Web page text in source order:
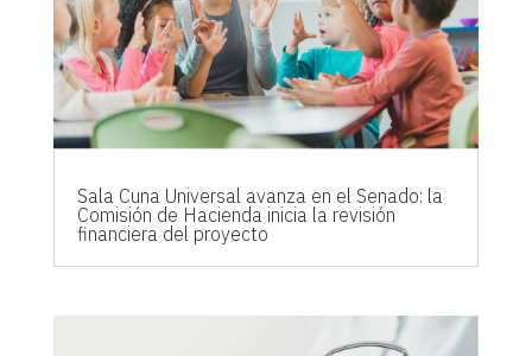
Sala Cuna Universal avanza en el Senado: la
Comisión de Hacienda inicia la revisión
financiera del proyecto